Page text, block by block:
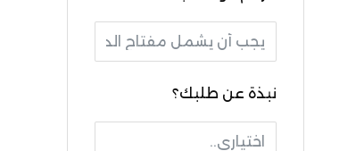
نبذة عن طلبك؟